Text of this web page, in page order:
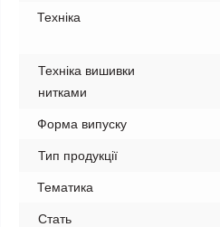
Техніка
Техніка вишивки
нитками
Форма випуску
Тип продукції
Тематика
Стать